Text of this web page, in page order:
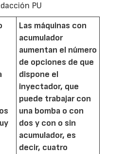
PU
Las máquinas con
acumulador
aumentan el número
de opciones de que
dispone el
inyectador, que
puede trabajar con
una bomba o con
dos y con o sin
acumulador, es
decir, cuatro